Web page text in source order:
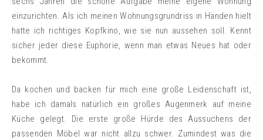
einzurichten. Als ich meinen Wohnungsgrundriss in Händen hielt
hatte ich richtiges Kopfkino, wie sie nun aussehen soll. Kennt
sicher jeder diese Euphorie, wenn man etwas Neues hat oder
bekommt.
Da kochen und backen für mich eine große Leidenschaft ist,
habe ich damals natürlich ein großes Augenmerk auf meine
Küche gelegt. Die erste große Hürde des Aussuchens der
passenden Möbel war nicht allzu schwer. Zumindest was die